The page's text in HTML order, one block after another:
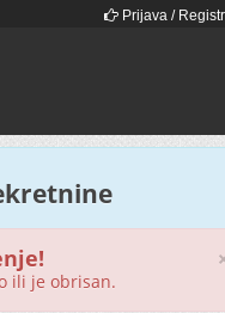
Prijava /
ili je obrisan.